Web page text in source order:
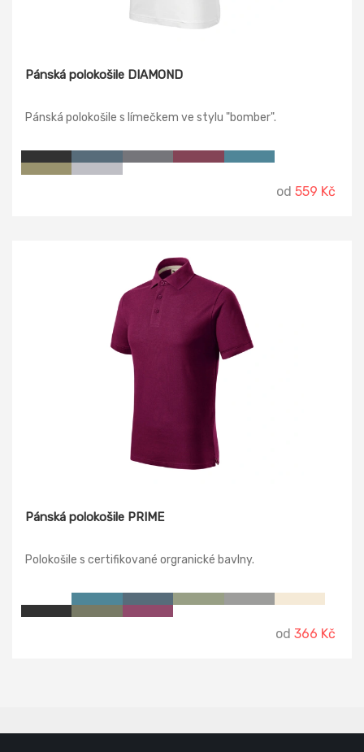
Pánská polokošile DIAMOND
Pánská polokošile s límečkem ve stylu "bomber".
od 559 Kč
Pánská polokošile PRIME
Polokošile s certifikované orgranické bavlny.
od 366 Kč